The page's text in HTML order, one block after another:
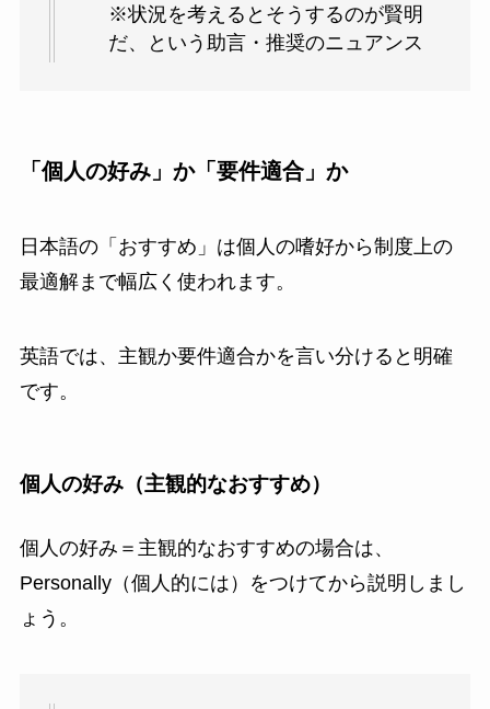
※状況を考えるとそうするのが賢明
だ、という助言・推奨のニュアンス
「個人の好み」か「要件適合」か
日本語の「おすすめ」は個人の嗜好から制度上の
最適解まで幅広く使われます。
英語では、主観か要件適合かを言い分けると明確
です。
個人の好み（主観的なおすすめ）
個人の好み＝主観的なおすすめの場合は、
Personally（個人的には）をつけてから説明しまし
ょう。